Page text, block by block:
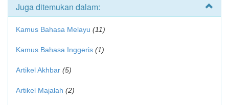
Juga ditemukan dalam:
Kamus Bahasa Melayu (11)
Kamus Bahasa Inggeris (1)
Artikel Akhbar (5)
Artikel Majalah (2)